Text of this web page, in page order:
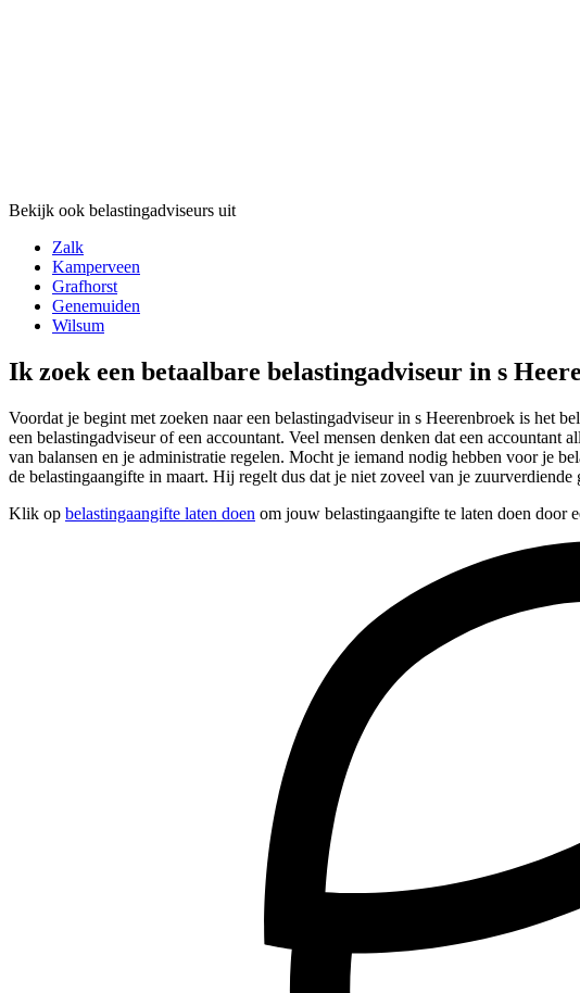
Bekijk ook belastingadviseurs uit
Zalk
Kamperveen
Grafhorst
Genemuiden
Wilsum
Ik zoek een betaalbare belastingadviseur in s
Voordat je begint met zoeken naar een belastingadviseur in s Heerenbroek is het
een belastingadviseur of een accountant. Veel mensen denken dat een
van balansen en je administratie regelen. Mocht je iemand nodig hebben voor je
de belastingaangifte in maart. Hij regelt dus dat je niet zoveel van je
Klik op belastingaangifte laten doen om jouw belastingaangifte te laten doen door